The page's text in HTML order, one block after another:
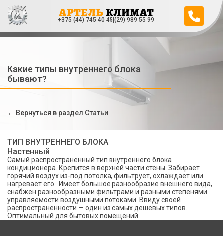
+375 (44) 745 40 45 (29) 989 55 99
Какие типы внутреннего блока
бывают?
← Вернуться в раздел Статьи
ТИП ВНУТРЕННЕГО БЛОКА
Настенный
Самый распространенный тип внутреннего блока
кондиционера. Крепится в верхней части стены. Забирает
горячий воздух из-под потолка, фильтрует, охлаждает или
нагревает его. Имеет большое разнообразие внешнего вида,
снабжен разнообразными фильтрами и разными степенями
управляемости воздушными потоками. Ввиду своей
распространенности — один из самых дешевых типов.
Оптимальный для бытовых помещений.